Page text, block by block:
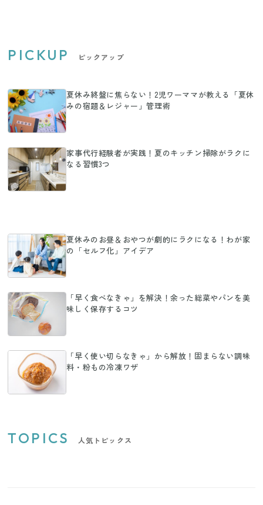
PICKUP ピックアップ
夏休み終盤に焦らない！2児ワーママが教える「夏休
みの宿題＆レジャー」管理術
家事代行経験者が実践！夏のキッチン掃除がラクに
なる習慣3つ
夏休みのお昼＆おやつが劇的にラクになる！わが家
の「セルフ化」アイデア
「早く食べなきゃ」を解決！余った総菜やパンを美
味しく保存するコツ
「早く使い切らなきゃ」から解放！固まらない調味
料・粉もの冷凍ワザ
TOPICS 人気トピックス